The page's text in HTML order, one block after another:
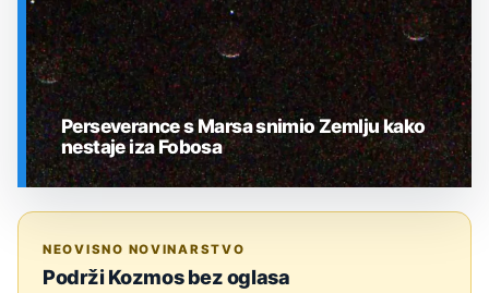
Perseverance s Marsa snimio Zemlju kako
nestaje iza Fobosa
NEOVISNO NOVINARSTVO
Podrži Kozmos bez oglasa